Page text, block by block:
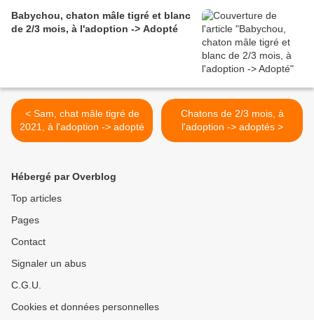
Babychou, chaton mâle tigré et blanc
de 2/3 mois, à l'adoption -> Adopté
< Sam, chat mâle tigré de
2021, à l'adoption -> adopté
Chatons de 2/3 mois, à
l'adoption -> adoptés >
Hébergé par Overblog
Top articles
Pages
Contact
Signaler un abus
C.G.U.
Cookies et données personnelles